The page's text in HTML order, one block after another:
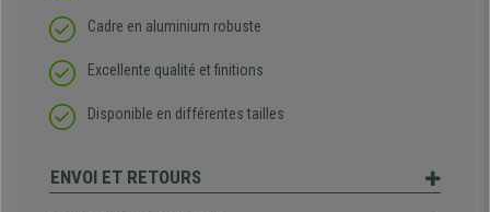
Cadre en aluminium robuste
Excellente qualité et finitions
Disponible en différentes tailles
ENVOI ET RETOURS